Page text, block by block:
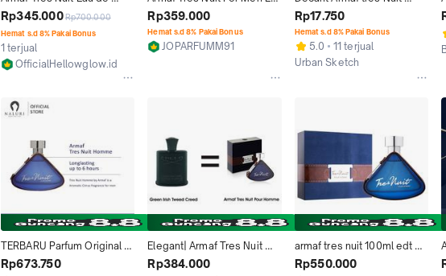
Parfum 100ML - Parfum Pria
Fresh Maskulin Woody
Rp345.000Rp700.000
Hemat s.d 8% Pakai Bonus
1 terjual
OfficialHellowglow.id
100ml
Rp359.000
Hemat s.d 8% Pakai Bonus
JOPARFUMM91
(Parfum Pria)
Rp17.750
Hemat s.d 8% Pakai Bonus
5.0
11 terjual
Urban Sketch
TERBARU Parfum Original
Armaf Tres Nuit Pour
Rp673.750
Elegant| Armaf Tres Nuit
100ml EDT original (Creed
Rp384.000
armaf tres nuit 100ml edt
original
Rp550.000